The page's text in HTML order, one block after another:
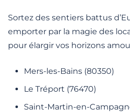
Sortez des sentiers battus
emporter par la magie des
pour élargir vos horizons
Mers-les-Bains (80350)
Le Tréport (76470)
Saint-Martin-en-